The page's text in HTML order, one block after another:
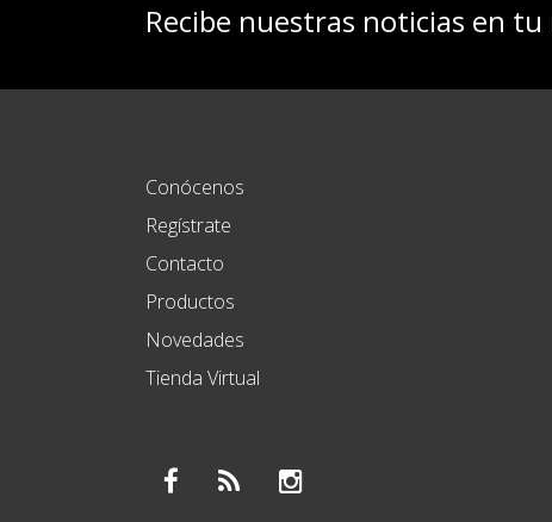
Recibe nuestras noticias en
Conócenos
Regístrate
Contacto
Productos
Novedades
Tienda Virtual